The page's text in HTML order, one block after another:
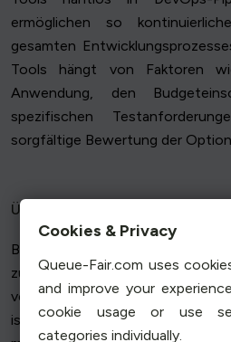
ermöglichen so
gesamten
Tools hängt von Faktoren
Anwendung, den
spezifischen
sorgfältige Bewertung der
Übliche Lasttest-Szenarien
Bei Lasttests werden
zu ermitteln, wie sich
verschiedenen Bedingungen
ist der "Spitzenlasttest", bei
Cookies & Privacy
Queue-Fair.com uses
and improve your
cookie usage or use
categories individually.